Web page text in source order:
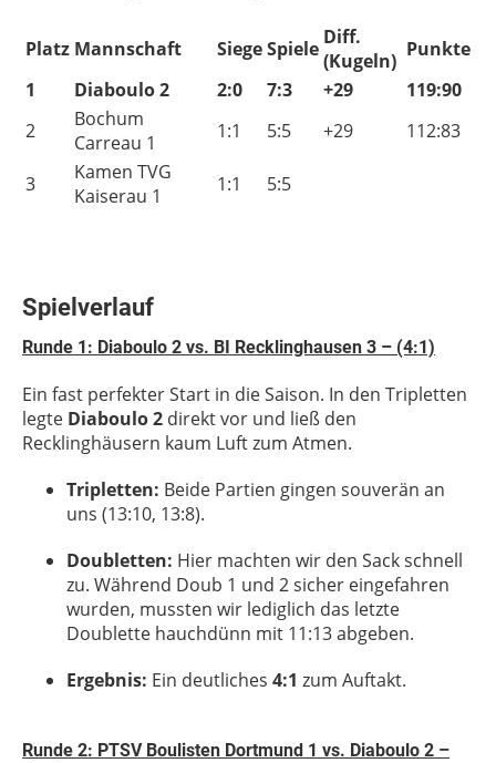
Platz Mannschaft SiegeSpiele Diff.
(Kugeln) Punkte
1
Diaboulo 2 2:0 7:3 +29
119:90
2
Bochum
Carreau 1
1:1 5:5 +29 112:83
3
Kamen TVG
Kaiserau 1
1:1 5:5
Spielverlauf
Runde 1: Diaboulo 2 vs. BI Recklinghausen 3 – (4:1)
Ein fast perfekter Start in die Saison. In den Tripletten
legte Diaboulo 2 direkt vor und ließ den
Recklinghäusern kaum Luft zum Atmen.
Tripletten: Beide Partien gingen souverän an
uns (13:10, 13:8).
Doubletten: Hier machten wir den Sack schnell
zu. Während Doub 1 und 2 sicher eingefahren
wurden, mussten wir lediglich das letzte
Doublette hauchdünn mit 11:13 abgeben.
Ergebnis: Ein deutliches 4:1 zum Auftakt.
Runde 2: PTSV Boulisten Dortmund 1 vs. Diaboulo 2 –